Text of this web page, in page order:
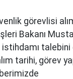
görevlisi
Bakanı
talebini
tarihi, görev